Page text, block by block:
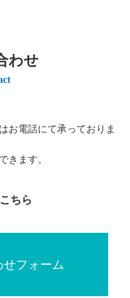
わせ
お電話にて承っておりま
きます。
ちら
せフォーム